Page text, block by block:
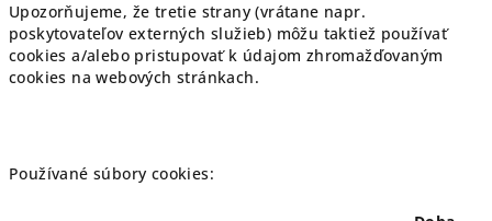
Upozorňujeme, že tretie strany (vrátane napr.
poskytovateľov externých služieb) môžu taktiež používať
cookies a/alebo pristupovať k údajom zhromažďovaným
cookies na webových stránkach.
Používané súbory cookies: